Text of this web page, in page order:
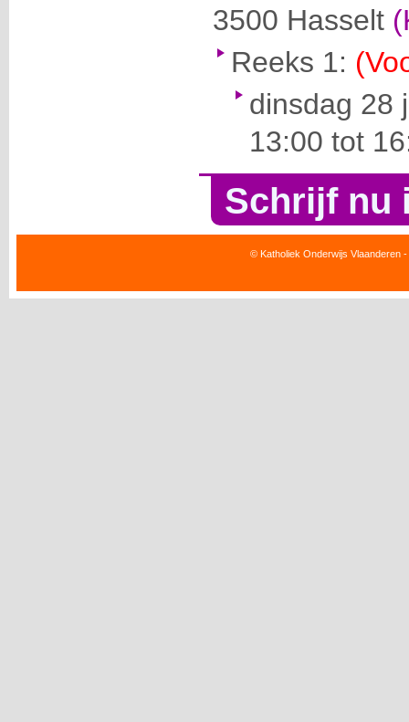
3500 Hasselt
Reeks 1:
dinsdag 28
13:00 tot
Schrijf nu
© Katholiek Onderwijs Vlaanderen